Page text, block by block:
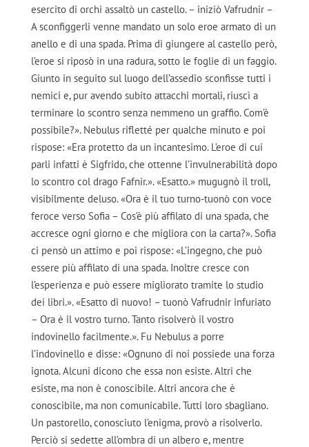
esercito di orchi assaltò un castello. – iniziò Vafrudnir –
A sconfiggerli venne mandato un solo eroe armato di un
anello e di una spada. Prima di giungere al castello però,
l’eroe si riposò in una radura, sotto le foglie di un faggio.
Giunto in seguito sul luogo dell’assedio sconfisse tutti i
nemici e, pur avendo subito attacchi mortali, riuscì a
terminare lo scontro senza nemmeno un graffio. Com’è
possibile?». Nebulus rifletté per qualche minuto e poi
rispose: «Era protetto da un incantesimo. L’eroe di cui
parli infatti è Sigfrido, che ottenne l’invulnerabilità dopo
lo scontro col drago Fafnir.». «Esatto.» mugugnò il troll,
visibilmente deluso. «Ora è il tuo turno-tuonò con voce
feroce verso Sofia – Cos’è più affilato di una spada, che
accresce ogni giorno e che migliora con la carta?». Sofia
ci pensò un attimo e poi rispose: «L’ingegno, che può
essere più affilato di una spada. Inoltre cresce con
l’esperienza e può essere migliorato tramite lo studio
dei libri.». «Esatto di nuovo! – tuonò Vafrudnir infuriato
– Ora è il vostro turno. Tanto risolverò il vostro
indovinello facilmente.». Fu Nebulus a porre
l’indovinello e disse: «Ognuno di noi possiede una forza
ignota. Alcuni dicono che essa non esiste. Altri che
esiste, ma non è conoscibile. Altri ancora che è
conoscibile, ma non comunicabile. Tutti loro sbagliano.
Un pastorello, conosciuto l’enigma, provò a risolverlo.
Perciò si sedette all’ombra di un albero e, mentre